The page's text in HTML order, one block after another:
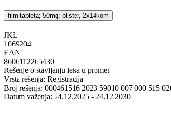
film tableta; 50mg; blister, 2x14kom
JKL
‍1069204
EAN
8606112265430
Rešenje o stavljanju leka u promet
Vrsta rešenja: Registracija
Broj rešenja: 000461516 2023 59010 007 000 515
Datum važenja: 24.12.2025 - 24.12.2030